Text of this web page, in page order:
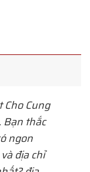
Cung
Bạn thắc
ngon
địa chỉ